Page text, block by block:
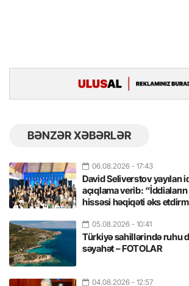
BƏNZƏR XƏBƏRLƏR
06.08.2026 - 17:43
David Seliverstov yayılan
açıqlama verib:
hissəsi həqiqəti əks
05.08.2026 - 10:41
Türkiyə sahillərində ruhu
səyahət – FOTOLAR
04.08.2026 - 12:57